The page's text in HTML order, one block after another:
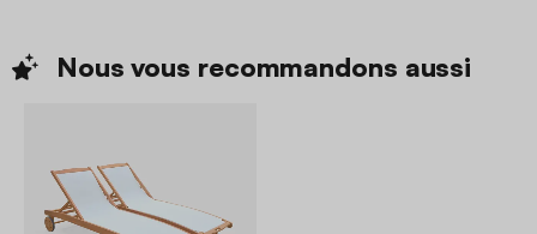
Nous vous recommandons aussi